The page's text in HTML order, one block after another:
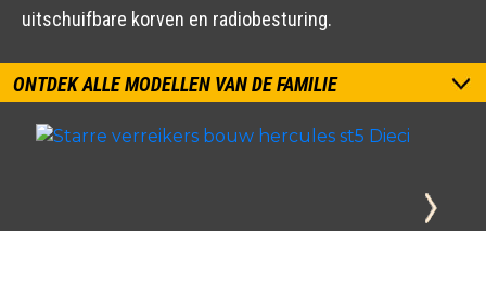
uitschuifbare korven en radiobesturing.
ONTDEK ALLE MODELLEN VAN DE FAMILIE